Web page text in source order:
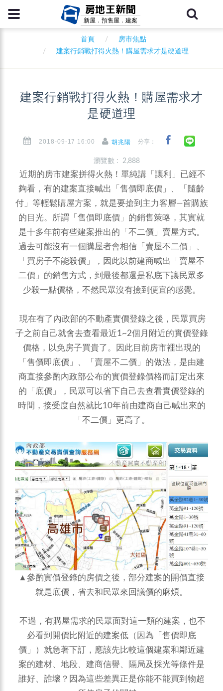
房地王新聞
新屋．預售屋．建案
首頁
房市焦點
建案行銷戰打得火熱！購屋需求才是硬道理
建案行銷戰打得火熱！購屋需求才
是硬道理
2018-09-17 16:00 胡兆陽 分享：
瀏覽數 : 2,888
近期的房市建案拼得火熱！單純講「讓利」已經不
夠看，有的建案直接喊出「售價即底價」、「隨齡
付」等輕鬆購屋方案，就是要搶到主力客層—首購族
的目光。所謂「售價即底價」的銷售策略，其實就
是十多年前有些建案推出的「不二價」賣屋方式。
過去可能沒有一個購屋者會相信「賣屋不二價」、
「買房子不能殺價」，因此以前建商喊出「賣屋不
二價」的銷售方式，到最後都還是私底下讓民眾多
少殺一點價格，不然民眾沒有撿到便宜的感覺。
現在有了內政部的不動產實價登錄之後，民眾買房
子之前自己就會去查看最近1~2個月附近的實價登錄
價格，以免房子買貴了。因此目前房市裡出現的
「售價即底價」、「賣屋不二價」的做法，是由建
商直接參酌內政部公布的實價登錄價格而訂定出來
的「底價」，民眾可以省下自己去查看實價登錄的
時間，接受度自然就比10年前由建商自己喊出來的
「不二價」更高了。
▲參酌實價登錄的房價之後，部分建案的開價直接
就是底價，省去和民眾來回議價的麻煩。
不過，有購屋需求的民眾面對這一類的建案，也不
必看到開價比附近的建案低（因為「售價即底
價」）就急著下訂，應該先比較這個建案和鄰近建
案的建材、地段、建商信譽、隔局及採光等條件是
誰好、誰壞？因為這些差異正是你能不能買到物超